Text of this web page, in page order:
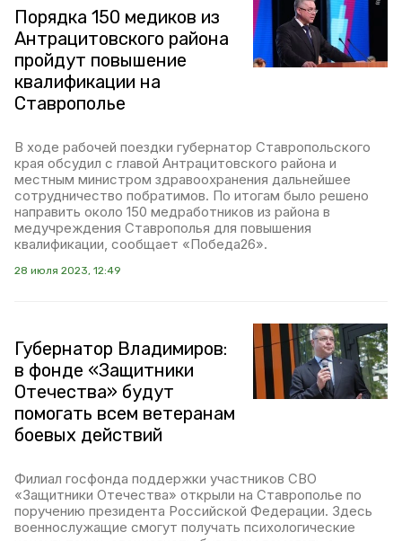
Порядка 150 медиков из
Антрацитовского района
пройдут повышение
квалификации на
Ставрополье
В ходе рабочей поездки губернатор Ставропольского
края обсудил с главой Антрацитовского района и
местным министром здравоохранения дальнейшее
сотрудничество побратимов. По итогам было решено
направить около 150 медработников из района в
медучреждения Ставрополья для повышения
квалификации, сообщает «Победа26».
28 июля 2023, 12:49
Губернатор Владимиров:
в фонде «Защитники
Отечества» будут
помогать всем ветеранам
боевых действий
Филиал госфонда поддержки участников СВО
«Защитники Отечества» открыли на Ставрополье по
поручению президента Российской Федерации. Здесь
военнослужащие смогут получать психологические